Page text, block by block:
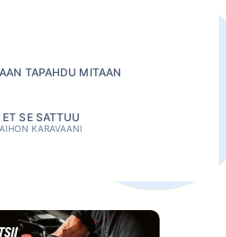
TAPAHDU MITÄÄN
SE SATTUU
KARAVAANI